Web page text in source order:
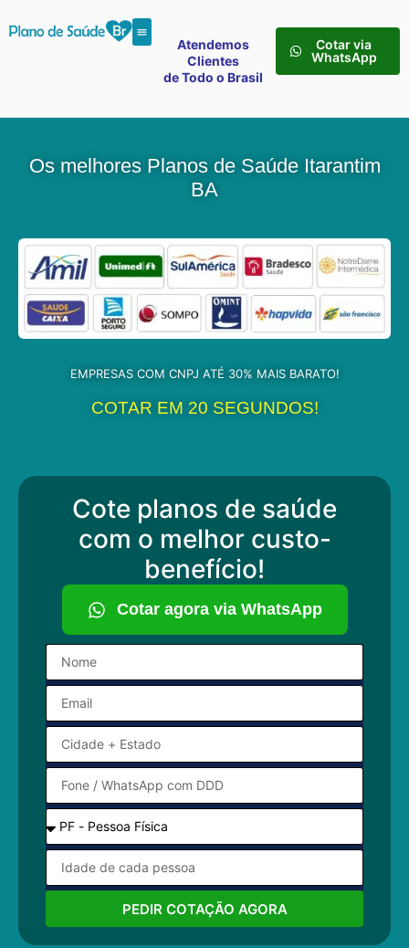
Atendemos
Clientes
de Todo o Brasil
Cotar via
WhatsApp
Os melhores Planos de Saúde Itarantim
BA
EMPRESAS COM CNPJ ATÉ 30% MAIS BARATO!
COTAR EM 20 SEGUNDOS!​
Cote planos de saúde
com o melhor custo-
benefício!
Cotar agora via WhatsApp
PEDIR COTAÇÃO AGORA